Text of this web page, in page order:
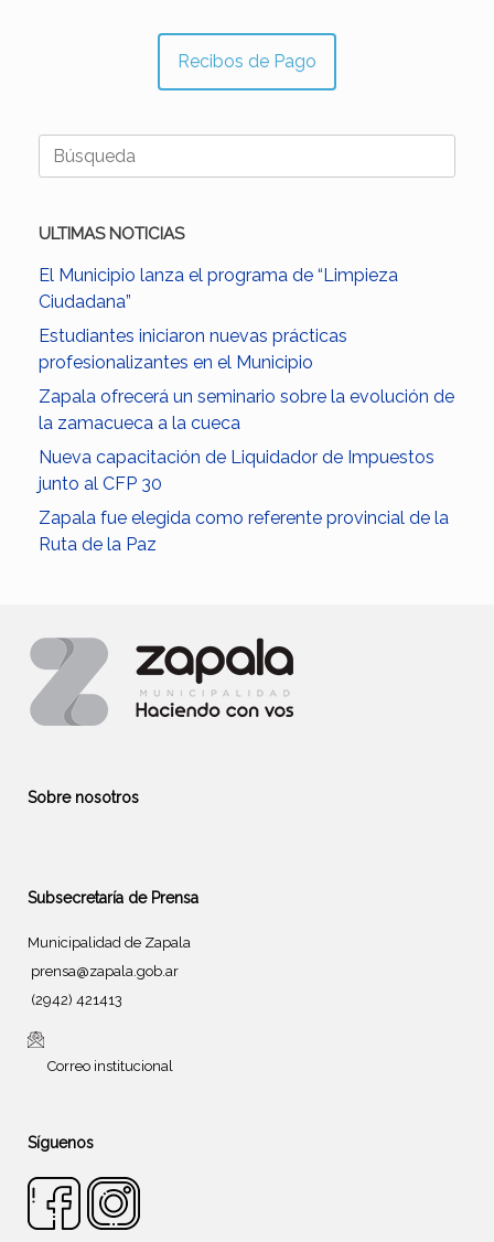
Recibos de Pago
Buscar:
ULTIMAS NOTICIAS
El Municipio lanza el programa de “Limpieza
Ciudadana”
Estudiantes iniciaron nuevas prácticas
profesionalizantes en el Municipio
Zapala ofrecerá un seminario sobre la evolución de
la zamacueca a la cueca
Nueva capacitación de Liquidador de Impuestos
junto al CFP 30
Zapala fue elegida como referente provincial de la
Ruta de la Paz
Sobre nosotros
Subsecretaría de Prensa
Municipalidad de Zapala
prensa@zapala.gob.ar
(2942) 421413
Correo institucional
Síguenos